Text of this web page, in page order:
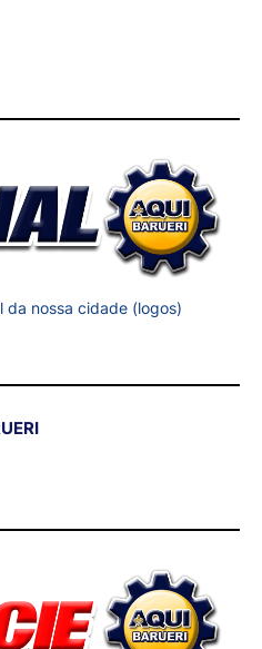
da nossa cidade (logos)